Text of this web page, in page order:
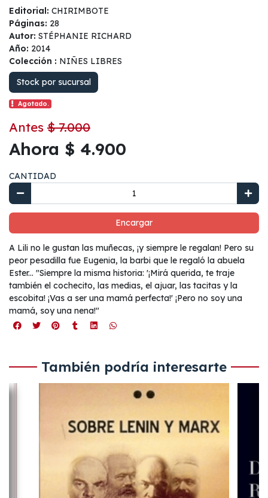
Editorial: CHIRIMBOTE
Páginas: 28
Autor: STÉPHANIE RICHARD
Año: 2014
Colección : NIÑES LIBRES
Stock por sucursal
Agotado.
Antes $ 7.000
Ahora $ 4.900
CANTIDAD
Encargar
A Lili no le gustan las muñecas, ¡y siempre le regalan! Pero su
peor pesadilla fue Eugenia, la barbi que le regaló la abuela
Ester... "Siempre la misma historia: '¡Mirá querida, te traje
también el cochecito, las medias, el ajuar, las tacitas y la
escobita! ¡Vas a ser una mamá perfecta!' ¡Pero no soy una
mamá, soy una nena!"
También podría interesarte